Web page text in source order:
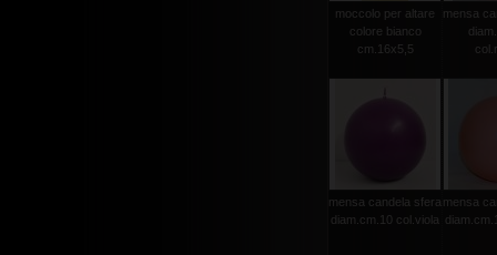
moccolo per altare
colore bianco
cm.16x5,5
mensa
mensa candela sfera
diam.cm.10 col.viola
mensa